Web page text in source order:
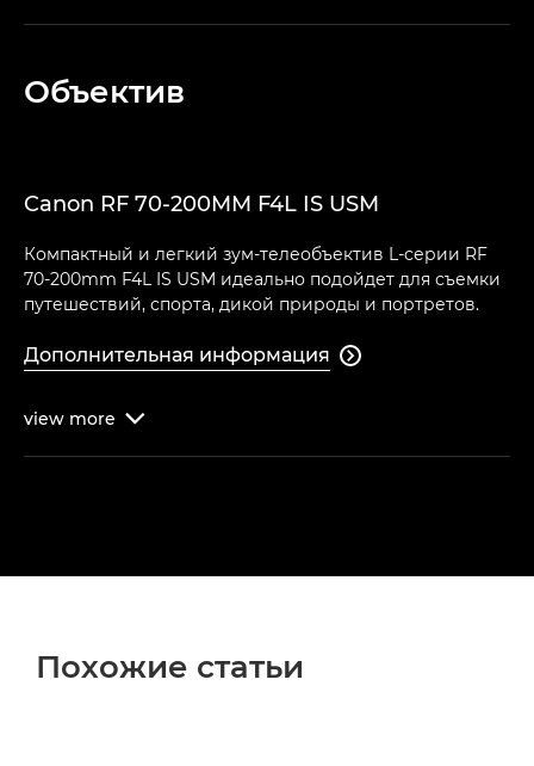
Объектив
Canon RF 70-200MM F4L IS USM
Компактный и легкий зум-телеобъектив L-серии RF
70-200mm F4L IS USM идеально подойдет для съемки
путешествий, спорта, дикой природы и портретов.
Дополнительная информация 
view more 
Похожие статьи